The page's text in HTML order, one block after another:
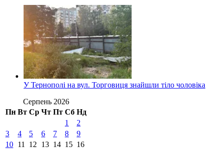
У Тернополі на вул. Торговиця знайшли тіло чоловіка
Серпень 2026
Пн Вт Ср Чт Пт Сб Нд
1
2
3
4 5 6 7 8
9
10 11 12 13 14 15 16